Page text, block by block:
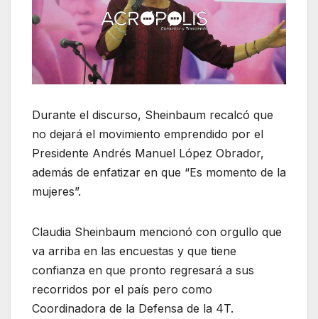
Durante el discurso, Sheinbaum recalcó que
no dejará el movimiento emprendido por el
Presidente Andrés Manuel López Obrador,
además de enfatizar en que “Es momento de la
mujeres”.
Claudia Sheinbaum mencionó con orgullo que
va arriba en las encuestas y que tiene
confianza en que pronto regresará a sus
recorridos por el país pero como
Coordinadora de la Defensa de la 4T.